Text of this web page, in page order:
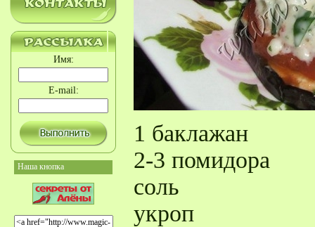
Имя:
E-mail:
Наша кнопка
1 баклажан
2-3 помидора
соль
укроп